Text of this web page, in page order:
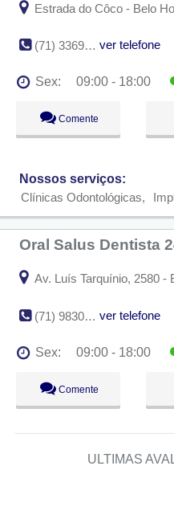
Estrada do Côco - Belo
(71) 3369-3763 ver telefone
Sex: 09:00 - 18:00
09:00 - 18:00
Qua:
09:00 - 18:00
Sáb:
Fechado
Dom:
Fechado
Comente
Nossos serviços:
Clínicas Odontológicas
Oral Salus Dentista
Av. Luís Tarquínio, 2580 -
(71) 98303-3365 ver telefone
Sex: 09:00 - 18:00
09:00 - 18:00
Qua:
09:00 - 18:00
Sex:
09:00 - 18:00
Fechado
Fechado
Comente
ULTIMAS